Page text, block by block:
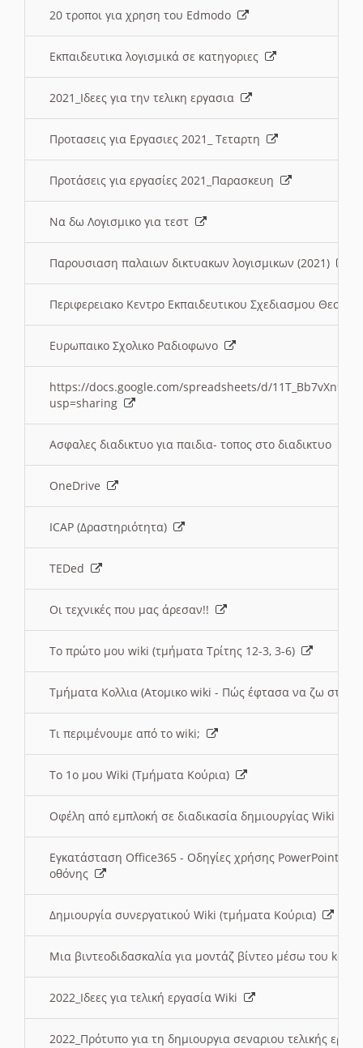
20 τροποι για χρηση του Edmodo
Εκπαιδευτικα λογισμικά σε κατηγοριες
2021_Ιδεες για την τελικη εργασια
Προτασεις για Εργασιες 2021_ Τεταρτη
Προτάσεις για εργασίες 2021_Παρασκευη
Να δω Λογισμικο για τεστ
Παρουσιαση παλαιων δικτυακων λογισμικων (2021)
Περιφερειακο Κεντρο Εκπαιδευτικου Σχεδιασμου
Ευρωπαικο Σχολικο Ραδιοφωνο
https://docs.google.com/spreadsheets/d/
usp=sharing
Ασφαλες διαδικτυο για παιδια- τοπος στο διαδικτυο
OneDrive
ICAP (Δραστηριότητα)
TEDed
Οι τεχνικές που μας άρεσαν!!
Το πρώτο μου wiki (τμήματα Τρίτης 12-3, 3-6)
Τμήματα Κολλια (Ατομικο wiki - Πώς έφτασα να ζω στην
Τι περιμένουμε από το wiki;
Το 1ο μου Wiki (Τμήματα Κούρια)
Οφέλη από εμπλοκή σε διαδικασία δημιουργίας Wiki
Εγκατάσταση Office365 - Οδηγίες χρήσης PowerPoint
οθόνης
Δημιουργία συνεργατικού Wiki (τμήματα Κούρια)
Μια βιντεοδιδασκαλία για μοντάζ βίντεο μέσω του
2022_Ιδεες για τελική εργασία Wiki
2022_Πρότυπο για τη δημιουργια σεναριου τελικής